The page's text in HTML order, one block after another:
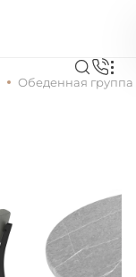
Обеденная группа